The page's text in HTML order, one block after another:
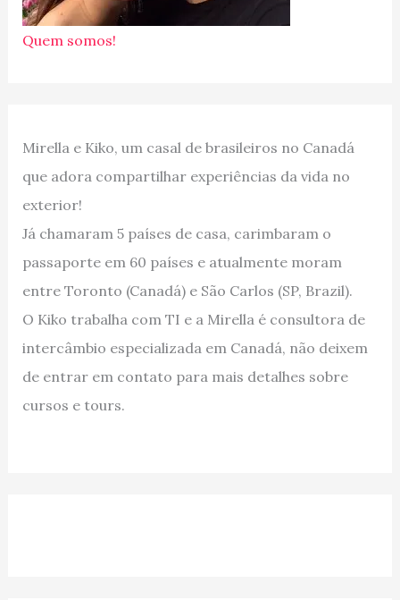
Quem somos!
Mirella e Kiko, um casal de brasileiros no Canadá
que adora compartilhar experiências da vida no
exterior!
Já chamaram 5 países de casa, carimbaram o
passaporte em 60 países e atualmente moram
entre Toronto (Canadá) e São Carlos (SP, Brazil).
O Kiko trabalha com TI e a Mirella é consultora de
intercâmbio especializada em Canadá, não deixem
de entrar em contato para mais detalhes sobre
cursos e tours.